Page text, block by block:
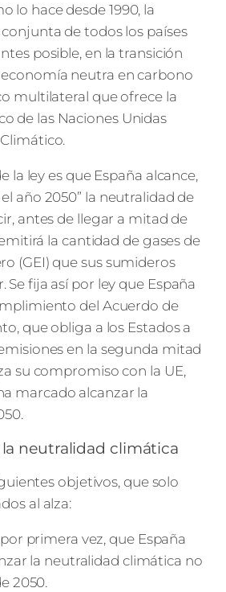
lo hace desde 1990, la
de todos los países
posible, en la transición
neutra en carbono
multilateral que ofrece la
de las Naciones Unidas
la ley es que España alcance,
año 2050” la neutralidad de
antes de llegar a mitad de
la cantidad de gases de
(GEI) que sus sumideros
Se fija así por ley que España
del Acuerdo de
que obliga a los Estados a
en la segunda mitad
su compromiso con la UE,
marcado alcanzar la
neutralidad climática
objetivos, que solo
al alza:
primera vez, que España
la neutralidad climática no
2050.